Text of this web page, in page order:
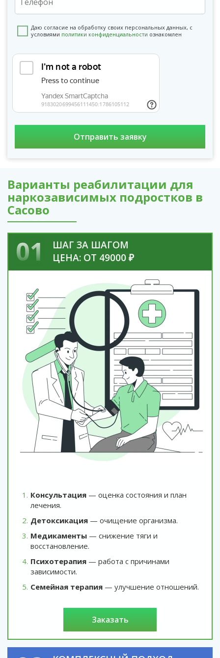
Даю согласие на обработку своих персональных данных, с
условиями политики конфиденциальности ознакомлен
Варианты реабилитации для
наркозависимых подростков в
Сасово
01
ШАГ ЗА ШАГОМ
ЦЕНА: ОТ 49000 ₽
Консультация — оценка состояния и план
лечения.
Детоксикация — очищение организма.
Медикаменты — снижение тяги и
восстановление.
Психотерапия — работа с причинами
зависимости.
Семейная терапия — улучшение отношений.
заказать